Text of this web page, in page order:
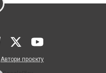
Автори проєкту